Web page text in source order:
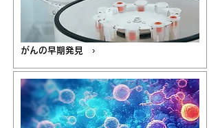
がんの早期発見 ›